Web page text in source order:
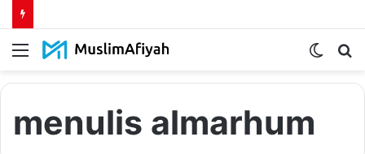
Menu
Switch
menulis almarhum